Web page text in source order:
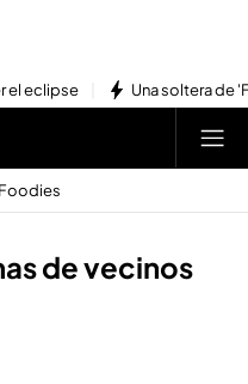
el eclipse Una soltera de
de vecinos